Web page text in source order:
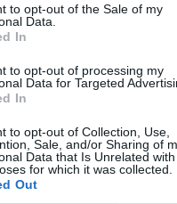
to opt-out of the Sale of my
Data.
In
to opt-out of processing my
Data for Targeted
In
to opt-out of Collection, Use,
Sale, and/or Sharing of
Data that Is Unrelated
for which it was collected.
Out
το δικό τους μήνυμα».
λινκ:
OQ6gSnLkxks